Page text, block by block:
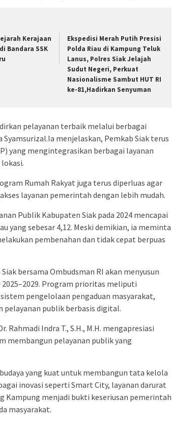
Kerajaan
Bandara SSK
Ekspedisi Merah Putih Presisi
Polda Riau di Kampung Teluk
Lanus, Polres Siak Jelajah
Sudut Negeri, Perkuat
Nasionalisme Sambut HUT RI
ke-81,Hadirkan Senyuman
pelayanan terbaik melalui berbagai
menjelaskan, Pemkab Siak terus
yang mengintegrasikan berbagai layanan
Rumah Rakyat juga terus diperluas agar
layanan pemerintah dengan lebih mudah.
Publik Kabupaten Siak pada 2024 mencapai
yang sebesar 4,12. Meski demikian, ia meminta
pembenahan dan tidak cepat berpuas
bersama Ombudsman RI akan menyusun
Program prioritas meliputi
pengelolaan pengaduan masyarakat,
pelayanan publik berbasis digital.
Rahmadi Indra T., S.H., M.H. mengapresiasi
membangun pelayanan publik yang
yang kuat untuk membangun tata kelola
inovasi seperti Smart City, layanan darurat
Kampung menjadi bukti keseriusan pemerintah
masyarakat.